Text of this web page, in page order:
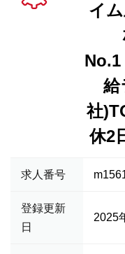
イ
No.1
給
社
休2
求人番号
登録更新
日
2025